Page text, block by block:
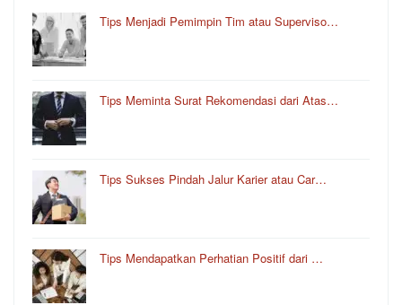
Tips Menjadi Pemimpin Tim atau Superviso…
Tips Meminta Surat Rekomendasi dari Atas…
Tips Sukses Pindah Jalur Karier atau Car…
Tips Mendapatkan Perhatian Positif dari …